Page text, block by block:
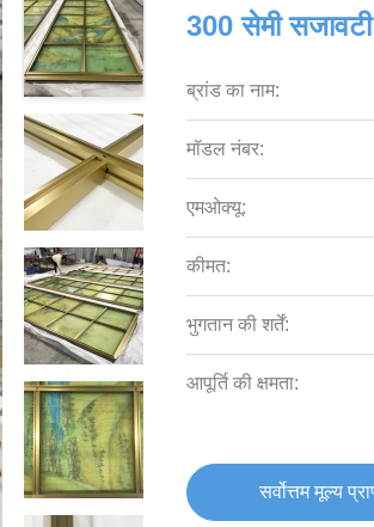
300 सेमी
ब्रांड का नाम:
मॉडल नंबर:
एमओक्यू:
कीमत:
भुगतान की शर्तें:
आपूर्ति की क्षमता:
सर्वोत्तम मूल्य